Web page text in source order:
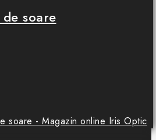
soare